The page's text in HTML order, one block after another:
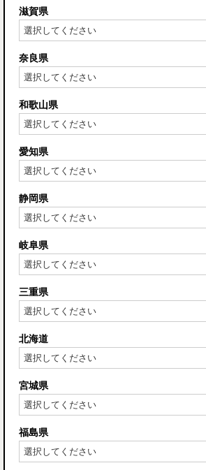
滋賀県
奈良県
和歌山県
愛知県
静岡県
岐阜県
三重県
北海道
宮城県
福島県